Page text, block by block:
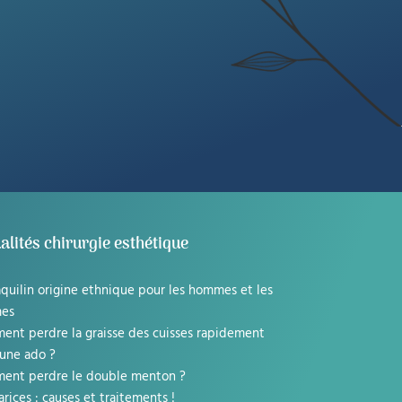
chirurgie esthétique
origine ethnique pour les hommes et les
perdre la graisse des cuisses rapidement
ado ?
perdre le double menton ?
: causes et traitements !